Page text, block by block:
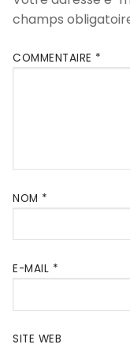
champs
COMMENTAIRE *
NOM *
E-MAIL *
SITE WEB